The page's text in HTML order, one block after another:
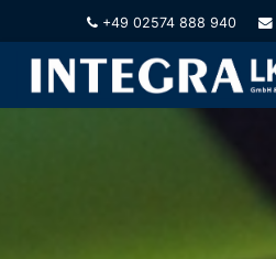
+49 02574 888 940